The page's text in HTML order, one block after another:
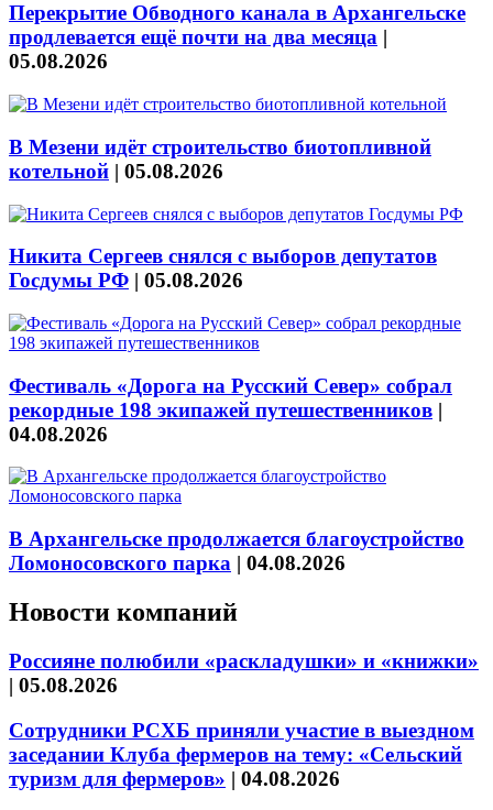
Перекрытие Обводного канала в Архангельске
продлевается ещё почти на два месяца |
05.08.2026
В Мезени идёт строительство биотопливной
котельной | 05.08.2026
Никита Сергеев снялся с выборов депутатов
Госдумы РФ | 05.08.2026
Фестиваль «Дорога на Русский Север» собрал
рекордные 198 экипажей путешественников |
04.08.2026
В Архангельске продолжается благоустройство
Ломоносовского парка | 04.08.2026
Новости компаний
Россияне полюбили «раскладушки» и «книжки»
| 05.08.2026
Сотрудники РСХБ приняли участие в выездном
заседании Клуба фермеров на тему: «Сельский
туризм для фермеров» | 04.08.2026